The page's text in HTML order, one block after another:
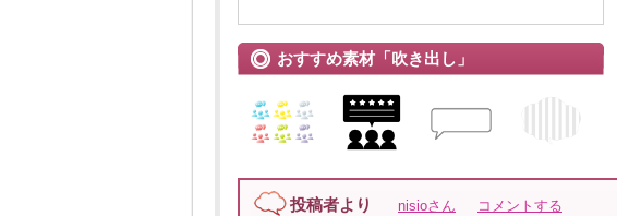
おすすめ素材「吹き出し」
投稿者より nisioさん コメントする